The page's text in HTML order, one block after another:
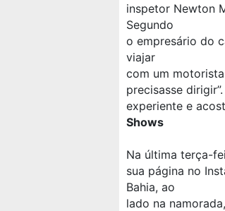
inspetor Newton
Segundo
o empresário do
viajar
com um
precisasse
experiente e
Shows
Na última terça-
sua página no
Bahia, ao
lado na